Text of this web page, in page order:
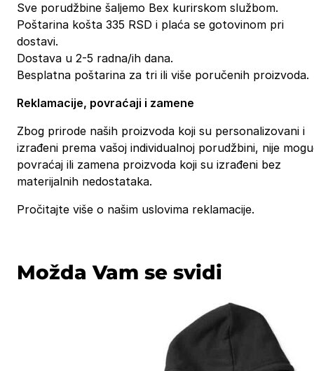
Sve porudžbine šaljemo Bex kurirskom službom.
Poštarina košta 335 RSD i plaća se gotovinom pri
dostavi.
Dostava u 2-5 radna/ih dana.
Besplatna poštarina za tri ili više poručenih proizvoda.
Reklamacije, povraćaji i zamene
Zbog prirode naših proizvoda koji su personalizovani i
izrađeni prema vašoj individualnoj porudžbini, nije
povraćaj ili zamena proizvoda koji su izrađeni bez
materijalnih nedostataka.
Pročitajte više o našim uslovima reklamacije.
Možda Vam se svidi